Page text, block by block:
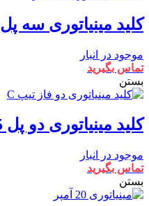
کلید مینیاتوری سه پل 20 آمپر دنا الکتریک
موجود در انبار
تماس بگیرید
بستن
کلید مینیاتوری دو پل 25 آمپر دنا الکتریک
موجود در انبار
تماس بگیرید
بستن